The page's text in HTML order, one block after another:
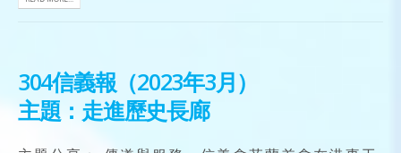
304信義報（2023年3月）
主題：走進歷史長廊